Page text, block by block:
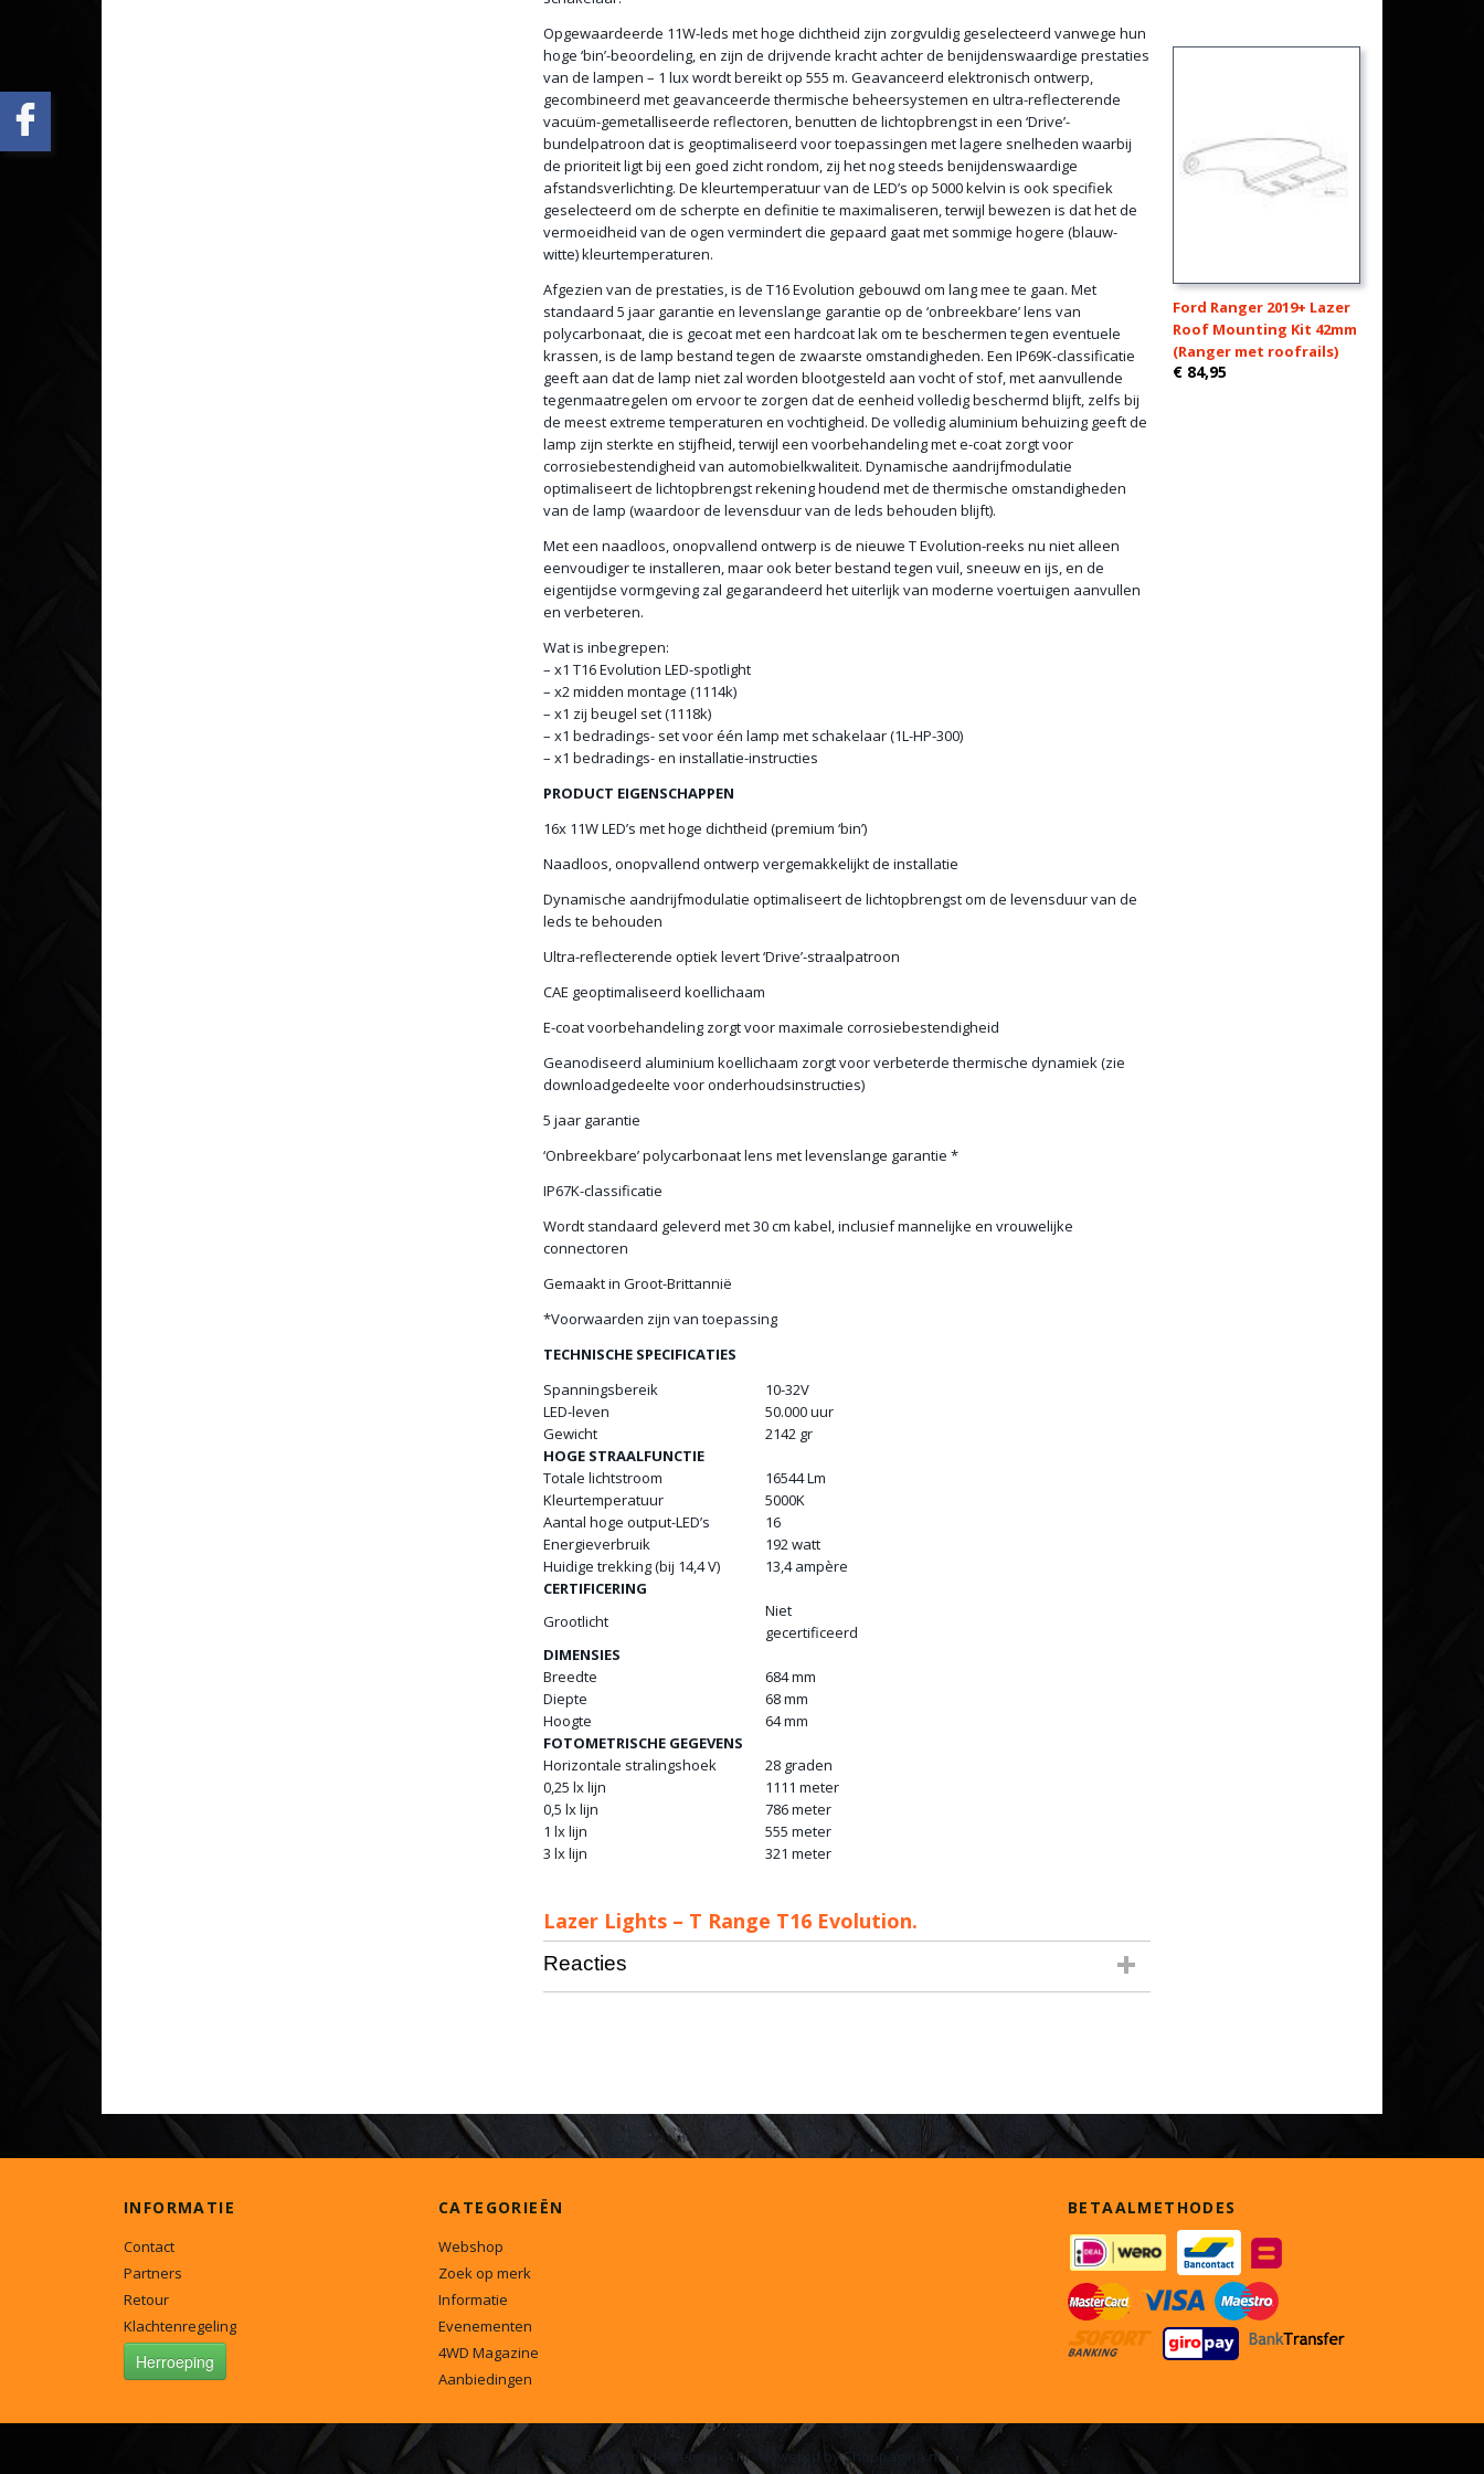
Opgewaardeerde 11W-leds met hoge dichtheid zijn zorgvuldig geselecteerd vanwege hun
hoge ‘bin’-beoordeling, en zijn de drijvende kracht achter de benijdenswaardige prestaties
van de lampen – 1 lux wordt bereikt op 555 m. Geavanceerd elektronisch ontwerp,
gecombineerd met geavanceerde thermische beheersystemen en ultra-reflecterende
vacuüm-gemetalliseerde reflectoren, benutten de lichtopbrengst in een ‘Drive’-
bundelpatroon dat is geoptimaliseerd voor toepassingen met lagere snelheden waarbij
de prioriteit ligt bij een goed zicht rondom, zij het nog steeds benijdenswaardige
afstandsverlichting. De kleurtemperatuur van de LED’s op 5000 kelvin is ook specifiek
geselecteerd om de scherpte en definitie te maximaliseren, terwijl bewezen is dat het de
vermoeidheid van de ogen vermindert die gepaard gaat met sommige hogere (blauw-
witte) kleurtemperaturen.
Afgezien van de prestaties, is de T16 Evolution gebouwd om lang mee te gaan. Met
standaard 5 jaar garantie en levenslange garantie op de ‘onbreekbare’ lens van
polycarbonaat, die is gecoat met een hardcoat lak om te beschermen tegen eventuele
krassen, is de lamp bestand tegen de zwaarste omstandigheden. Een IP69K-classificatie
geeft aan dat de lamp niet zal worden blootgesteld aan vocht of stof, met aanvullende
tegenmaatregelen om ervoor te zorgen dat de eenheid volledig beschermd blijft, zelfs bij
de meest extreme temperaturen en vochtigheid. De volledig aluminium behuizing geeft de
lamp zijn sterkte en stijfheid, terwijl een voorbehandeling met e-coat zorgt voor
corrosiebestendigheid van automobielkwaliteit. Dynamische aandrijfmodulatie
optimaliseert de lichtopbrengst rekening houdend met de thermische omstandigheden
van de lamp (waardoor de levensduur van de leds behouden blijft).
Met een naadloos, onopvallend ontwerp is de nieuwe T Evolution-reeks nu niet alleen
eenvoudiger te installeren, maar ook beter bestand tegen vuil, sneeuw en ijs, en de
eigentijdse vormgeving zal gegarandeerd het uiterlijk van moderne voertuigen aanvullen
en verbeteren.
Wat is inbegrepen:
– x1 T16 Evolution LED-spotlight
– x2 midden montage (1114k)
– x1 zij beugel set (1118k)
– x1 bedradings- set voor één lamp met schakelaar (1L-HP-300)
– x1 bedradings- en installatie-instructies
PRODUCT EIGENSCHAPPEN
16x 11W LED’s met hoge dichtheid (premium ‘bin’)
Naadloos, onopvallend ontwerp vergemakkelijkt de installatie
Dynamische aandrijfmodulatie optimaliseert de lichtopbrengst om de levensduur van de
leds te behouden
Ultra-reflecterende optiek levert ‘Drive’-straalpatroon
CAE geoptimaliseerd koellichaam
E-coat voorbehandeling zorgt voor maximale corrosiebestendigheid
Geanodiseerd aluminium koellichaam zorgt voor verbeterde thermische dynamiek (zie
downloadgedeelte voor onderhoudsinstructies)
5 jaar garantie
‘Onbreekbare’ polycarbonaat lens met levenslange garantie *
IP67K-classificatie
Wordt standaard geleverd met 30 cm kabel, inclusief mannelijke en vrouwelijke
connectoren
Gemaakt in Groot-Brittannië
*Voorwaarden zijn van toepassing
TECHNISCHE SPECIFICATIES
Spanningsbereik
10-32V
LED-leven
50.000 uur
Gewicht
2142 gr
HOGE STRAALFUNCTIE
Totale lichtstroom
16544 Lm
Kleurtemperatuur
5000K
Aantal hoge output-LED’s
16
Energieverbruik
192 watt
Huidige trekking (bij 14,4 V)
13,4 ampère
CERTIFICERING
Grootlicht
Niet
gecertificeerd
DIMENSIES
Breedte
684 mm
Diepte
68 mm
Hoogte
64 mm
FOTOMETRISCHE GEGEVENS
Horizontale stralingshoek
28 graden
0,25 lx lijn
1111 meter
0,5 lx lijn
786 meter
1 lx lijn
555 meter
3 lx lijn
321 meter
Lazer Lights – T Range T16 Evolution.
Reacties
Ford Ranger 2019+ Lazer
Roof Mounting Kit 42mm
(Ranger met roofrails)
€ 84,95
INFORMATIE
Contact
Partners
Retour
Klachtenregeling
Herroeping
CATEGORIEËN
Webshop
Zoek op merk
Informatie
Evenementen
4WD Magazine
Aanbiedingen
BETAALMETHODES
© 2026 www.onderdelen4x4.nl - Powered by Shoppagina.nl